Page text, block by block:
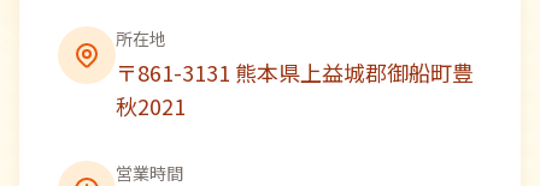
所在地
〒861-3131 熊本県上益城郡御船町豊
秋2021
営業時間